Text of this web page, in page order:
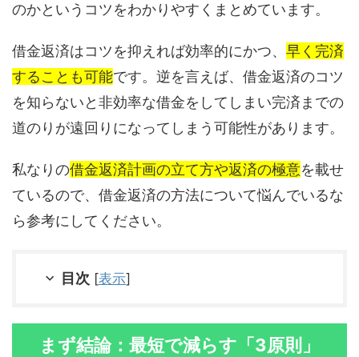
のかというコツをわかりやすくまとめています。
借金返済はコツを抑えれば効率的にかつ、 早く完済
することも可能です。逆を言えば、借金返済のコツ
を知らないと非効率な借金をしてしまい完済までの
道のりが遠回りになってしまう可能性があります。
私なりの借金返済計画の立て方や返済の極意を載せ
ているので、借金返済の方法について悩んでいるな
ら参考にしてください。
目次 [表示]
まず結論：最短で減らす「3原則」